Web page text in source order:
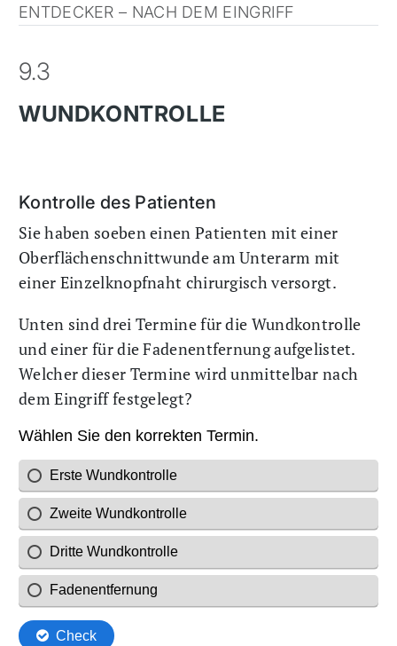
ENTDECKER – NACH DEM EINGRIFF
9.3
WUNDKONTROLLE
Kontrolle des Patienten
Sie haben soeben einen Patienten mit einer
Oberflächenschnittwunde am Unterarm mit
einer Einzelknopfnaht chirurgisch versorgt.
Unten sind drei Termine für die Wundkontrolle
und einer für die Fadenentfernung aufgelistet.
Welcher dieser Termine wird unmittelbar nach
dem Eingriff festgelegt?